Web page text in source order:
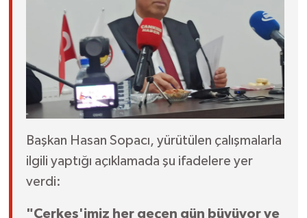
Başkan Hasan Sopacı, yürütülen çalışmalarla
ilgili yaptığı açıklamada şu ifadelere yer
verdi:
"Çerkeş'imiz her geçen gün büyüyor ve